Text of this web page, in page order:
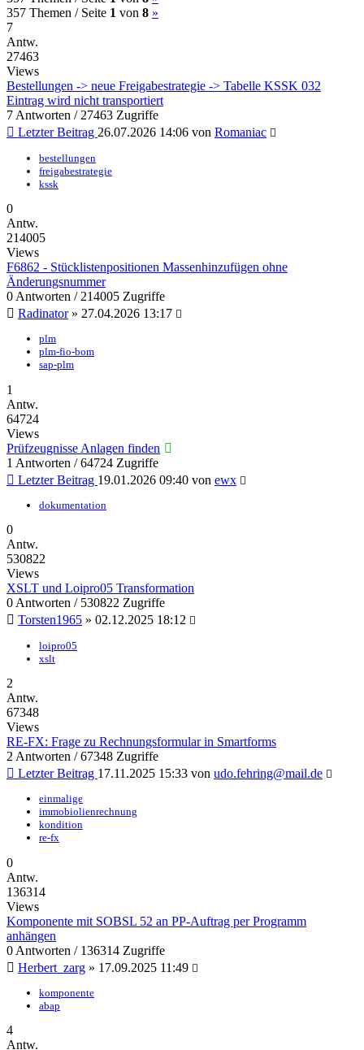
357 Themen / Seite 1 von 8 (current)
»
7
Antw.
27463
Views
Bestellungen -> neue Freigabestrategie -> Tabelle KSSK 032
Eintrag wird nicht transportiert
7 Antworten / 27463 Zugriffe
Letzter Beitrag 26.07.2026 14:06 von Romaniac
bestellungen
freigabestrategie
kssk
0
Antw.
214005
Views
F6862 - Stücklistenpositionen Massenhinzufügen ohne
Änderungsnummer
0 Antworten / 214005 Zugriffe
Radinator» 27.04.2026 13:17
plm
plm-fio-bom
sap-plm
1
Antw.
64724
Views
Prüfzeugnisse Anlagen finden
1 Antworten / 64724 Zugriffe
Letzter Beitrag 19.01.2026 09:40 von ewx
dokumentation
0
Antw.
530822
Views
XSLT und Loipro05 Transformation
0 Antworten / 530822 Zugriffe
Torsten1965 » 02.12.2025 18:12
loipro05
xslt
2
Antw.
67348
Views
RE-FX: Frage zu Rechnungsformular in Smartforms
2 Antworten / 67348 Zugriffe
Letzter Beitrag 17.11.2025 15:33 von udo.fehring@mail.de
einmalige
immobiolienrechnung
kondition
re-fx
0
Antw.
136314
Views
Komponente mit SOBSL 52 an PP-Auftrag per Programm
anhängen
0 Antworten / 136314 Zugriffe
Herbert_zarg » 17.09.2025 11:49
komponente
abap
4
Antw.